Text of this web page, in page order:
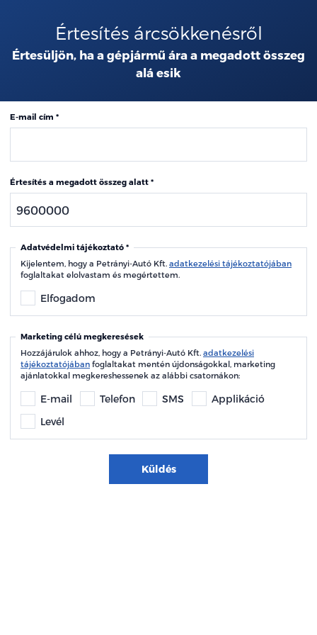
Értesítés árcsökkenésről
Értesüljön, ha a gépjármű ára a megadott összeg
alá esik
E-mail cím
Értesítés a megadott összeg alatt
Adatvédelmi tájékoztató
Kijelentem, hogy a Petrányi-Autó Kft. adatkezelési tájékoztatójában
foglaltakat elolvastam és megértettem.
Elfogadom
Marketing célú megkeresések
Hozzájárulok ahhoz, hogy a Petrányi-Autó Kft. adatkezelési
tájékoztatójában foglaltakat mentén újdonságokkal, marketing
ajánlatokkal megkereshessenek az alábbi csatornákon:
E-mail Telefon SMS
Applikáció
Levél
Küldés